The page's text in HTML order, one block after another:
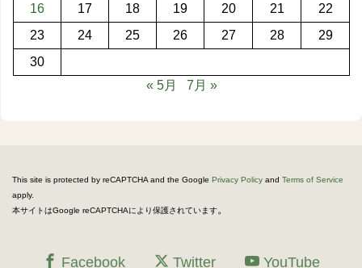
16
17 18 19 20 21
22
23
24 25 26 27 28
29
30
« 5月
7月 »
This site is protected by reCAPTCHA and the Google Privacy Policy and Terms of Service
apply.
本サイトはGoogle reCAPTCHAにより保護されています。
Facebook Twitter YouTube